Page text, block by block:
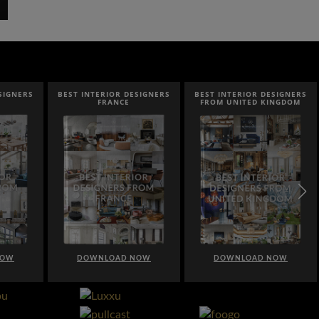
BEST INTERIOR DESIGNERS
FRANCE
DOWNLOAD NOW
BEST INTERIOR DESIGNERS
FROM UNITED KINGDOM
DOWNLOAD NOW